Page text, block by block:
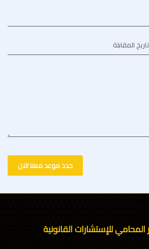
تاريخ المقابلة
حدد موعد معنا الان
للإستشارات القانونية